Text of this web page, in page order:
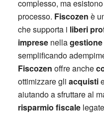
complesso, ma
processo. Fiscozen è
che supporta i liberi
impresenellagestione
semplificando
Fiscozen offre anche
ottimizzare gli acquisti
aiutando a sfruttare al
risparmio fiscale